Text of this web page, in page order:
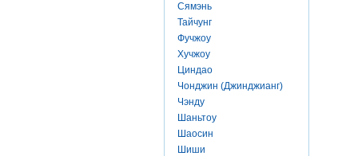
Сямэнь
Тайчунг
Фучжоу
Хучжоу
Циндао
Чонджин (Джинджианг)
Чэнду
Шаньтоу
Шаосин
Шиши